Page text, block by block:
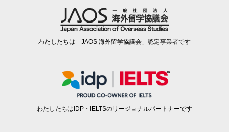
わたしたちは「JAOS 海外留学協議会」認定事業者です
わたしたちはIDP・IELTSのリージョナルパートナーです